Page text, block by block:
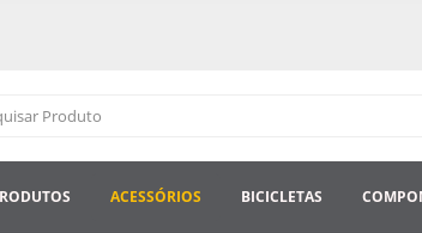
ACESSÓRIOS BICICLETAS